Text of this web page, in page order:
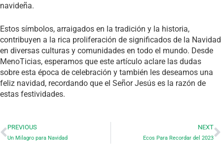
navideña.
Estos símbolos, arraigados en la tradición y la historia,
contribuyen a la rica proliferación de significados de la Navidad
en diversas culturas y comunidades en todo el mundo. Desde
MenoTicias, esperamos que este artículo aclare las dudas
sobre esta época de celebración y también les deseamos una
feliz navidad, recordando que el Señor Jesús es la razón de
estas festividades.
PREVIOUS
Un Milagro para Navidad
NEXT
Ecos Para Recordar del 2023